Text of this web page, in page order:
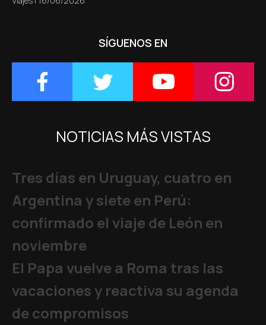
SÍGUENOS EN
NOTICIAS MÁS VISTAS
Tres días en Uruguay, cuatro en
Argentina y siete en Perú:
confirmado el viaje de León en
noviembre
El Papa vuelve a Roma tras las
vacaciones y reactiva su agenda
de compromisos